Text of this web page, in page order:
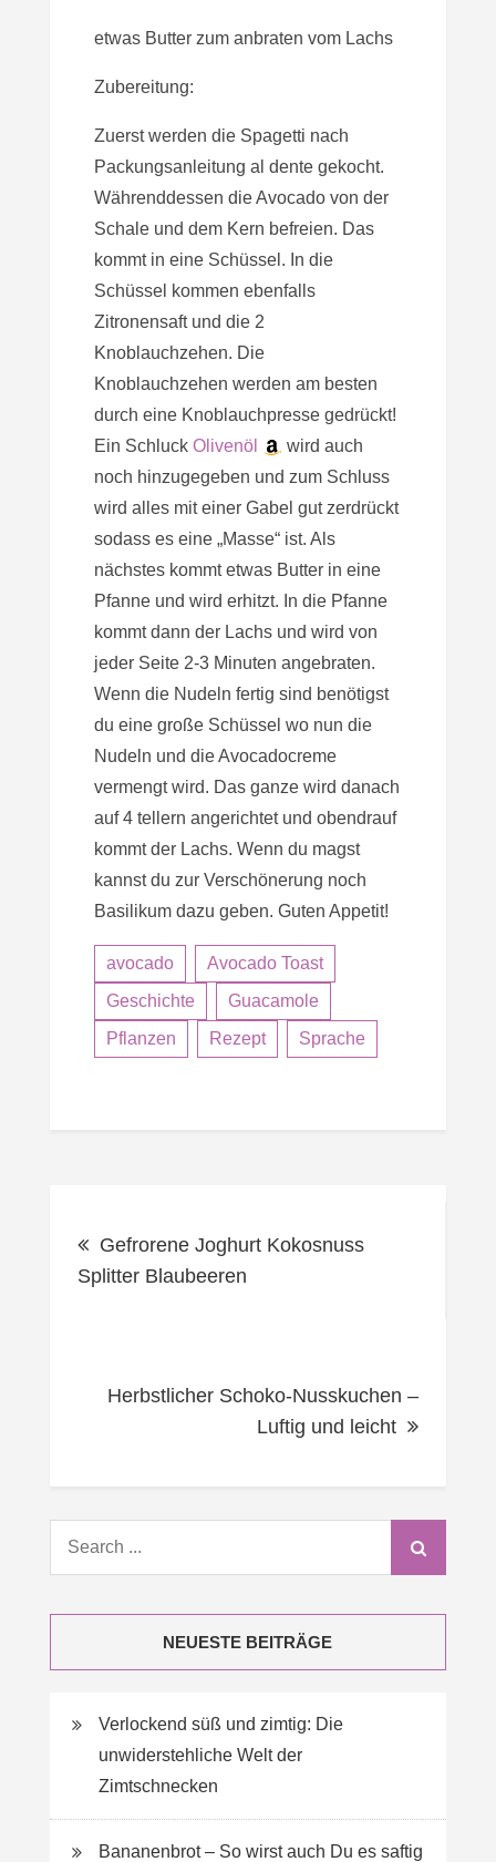
etwas Butter zum anbraten vom Lachs
Zubereitung:
Zuerst werden die Spagetti nach
Packungsanleitung al dente gekocht.
Währenddessen die Avocado von der
Schale und dem Kern befreien. Das
kommt in eine Schüssel. In die
Schüssel kommen ebenfalls
Zitronensaft und die 2
Knoblauchzehen. Die
Knoblauchzehen werden am besten
durch eine Knoblauchpresse gedrückt!
Ein Schluck Olivenöl
wird auch
noch hinzugegeben und zum Schluss
wird alles mit einer Gabel gut zerdrückt
sodass es eine „Masse“ ist. Als
nächstes kommt etwas Butter in eine
Pfanne und wird erhitzt. In die Pfanne
kommt dann der Lachs und wird von
jeder Seite 2-3 Minuten angebraten.
Wenn die Nudeln fertig sind benötigst
du eine große Schüssel wo nun die
Nudeln und die Avocadocreme
vermengt wird. Das ganze wird danach
auf 4 tellern angerichtet und obendrauf
kommt der Lachs. Wenn du magst
kannst du zur Verschönerung noch
Basilikum dazu geben. Guten Appetit!
avocado
Avocado Toast
Geschichte
Guacamole
Pflanzen
Rezept Sprache
Gefrorene Joghurt Kokosnuss
Splitter Blaubeeren
Herbstlicher Schoko-Nusskuchen –
Luftig und leicht
NEUESTE BEITRÄGE
Verlockend süß und zimtig: Die
unwiderstehliche Welt der
Zimtschnecken
Bananenbrot – So wirst auch Du es saftig